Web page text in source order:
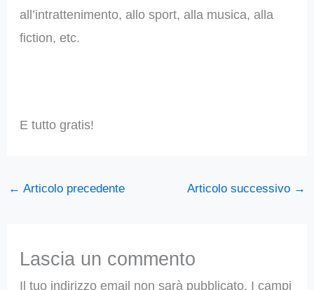
all’intrattenimento, allo sport, alla musica, alla
fiction, etc.
E tutto gratis!
← Articolo precedente Articolo successivo →
Lascia un commento
Il tuo indirizzo email non sarà pubblicato. I campi